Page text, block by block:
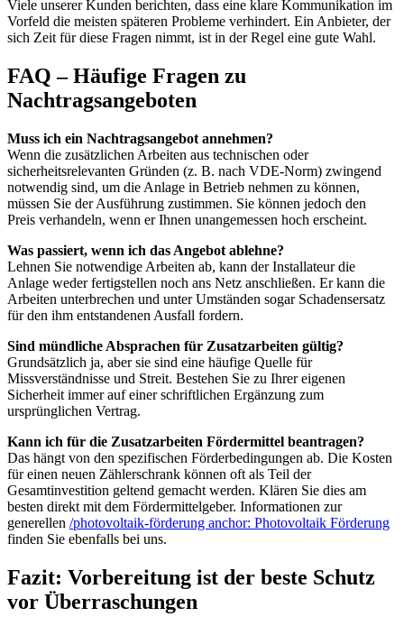
Viele unserer Kunden berichten, dass eine klare Kommunikation im
Vorfeld die meisten späteren Probleme verhindert. Ein Anbieter, der
sich Zeit für diese Fragen nimmt, ist in der Regel eine gute Wahl.
FAQ – Häufige Fragen zu
Nachtragsangeboten
Muss ich ein Nachtragsangebot annehmen?
Wenn die zusätzlichen Arbeiten aus technischen oder
sicherheitsrelevanten Gründen (z. B. nach VDE-Norm) zwingend
notwendig sind, um die Anlage in Betrieb nehmen zu können,
müssen Sie der Ausführung zustimmen. Sie können jedoch den
Preis verhandeln, wenn er Ihnen unangemessen hoch erscheint.
Was passiert, wenn ich das Angebot ablehne?
Lehnen Sie notwendige Arbeiten ab, kann der Installateur die
Anlage weder fertigstellen noch ans Netz anschließen. Er kann die
Arbeiten unterbrechen und unter Umständen sogar Schadensersatz
für den ihm entstandenen Ausfall fordern.
Sind mündliche Absprachen für Zusatzarbeiten gültig?
Grundsätzlich ja, aber sie sind eine häufige Quelle für
Missverständnisse und Streit. Bestehen Sie zu Ihrer eigenen
Sicherheit immer auf einer schriftlichen Ergänzung zum
ursprünglichen Vertrag.
Kann ich für die Zusatzarbeiten Fördermittel beantragen?
Das hängt von den spezifischen Förderbedingungen ab. Die Kosten
für einen neuen Zählerschrank können oft als Teil der
Gesamtinvestition geltend gemacht werden. Klären Sie dies am
besten direkt mit dem Fördermittelgeber. Informationen zur
generellen /photovoltaik-förderung anchor: Photovoltaik Förderung
finden Sie ebenfalls bei uns.
Fazit: Vorbereitung ist der beste Schutz
vor Überraschungen